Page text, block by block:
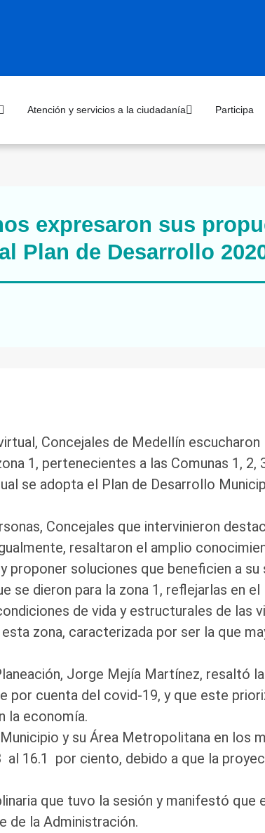
Atención y servicios a la ciudadanía Participa
expresaron sus
Plan de Desarrollo
Concejales de Medellín escucharon
1, pertenecientes a las Comunas 1, 2,
se adopta el Plan de Desarrollo
Concejales que intervinieron
resaltaron el amplio
proponer soluciones que beneficien a su
dieron para la zona 1, reflejarlas en el
de vida y estructurales de las
zona, caracterizada por ser la que
Jorge Mejía Martínez, resaltó
por cuenta del covid-19, y que este
la economía.
y su Área Metropolitana en los
16.1 por ciento, debido a que la
que tuvo la sesión y manifestó que
de la Administración.